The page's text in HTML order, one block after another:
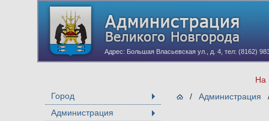
Адрес: Большая Власьевская ул., д. 4, тел: (8162)
На
Город
Администрация
/ Администрация